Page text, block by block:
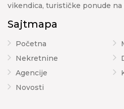
vikendica, turističke ponude na
Sajtmapa
Početna
Nekretnine
Agencije
Novosti